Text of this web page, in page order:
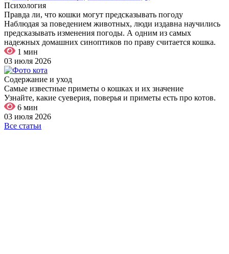
Психология
Правда ли, что кошки могут предсказывать погоду
Наблюдая за поведением животных, люди издавна научились
предсказывать изменения погоды. А одним из самых
надежных домашних синоптиков по праву считается кошка.
1 мин
03 июля 2026
Содержание и уход
Самые известные приметы о кошках и их значение
Узнайте, какие суеверия, поверья и приметы есть про котов.
6 мин
03 июля 2026
Все статьи